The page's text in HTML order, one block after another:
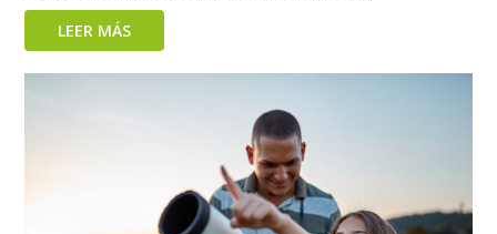
LEER MÁS